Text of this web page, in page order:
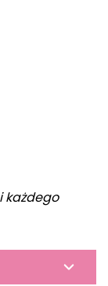
każdego